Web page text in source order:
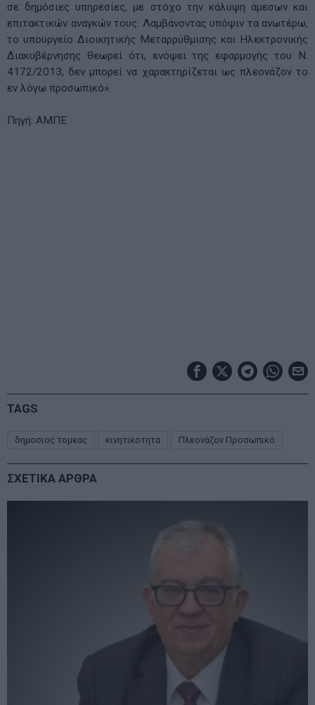
σε δημόσιες υπηρεσίες, με στόχο την κάλυψη άμεσων και
επιτακτικών αναγκών τους. Λαμβάνοντας υπόψιν τα ανωτέρω,
το υπουργείο Διοικητικής Μεταρρύθμισης και Ηλεκτρονικής
Διακυβέρνησης θεωρεί ότι, ενόψει της εφαρμογής του Ν.
4172/2013, δεν μπορεί να χαρακτηρίζεται ως πλεονάζον το
εν λόγω προσωπικό».
Πηγή: AMΠE
TAGS
δημοσιος τομεας κινητικοτητα Πλεονάζον Προσωπικό
ΣΧΕΤΙΚΑ ΑΡΘΡΑ